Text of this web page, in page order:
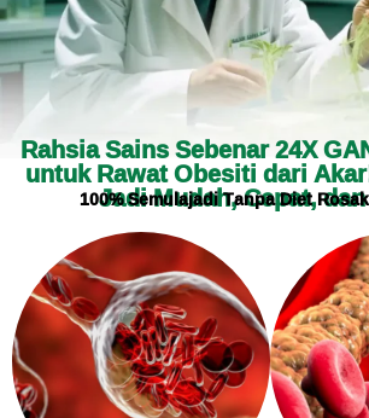
Rahsia Sains Sebenar 24X
untuk Rawat Obesiti dari
Jadi Mudah, Cepat,
100% Semulajadi Tanpa Diet